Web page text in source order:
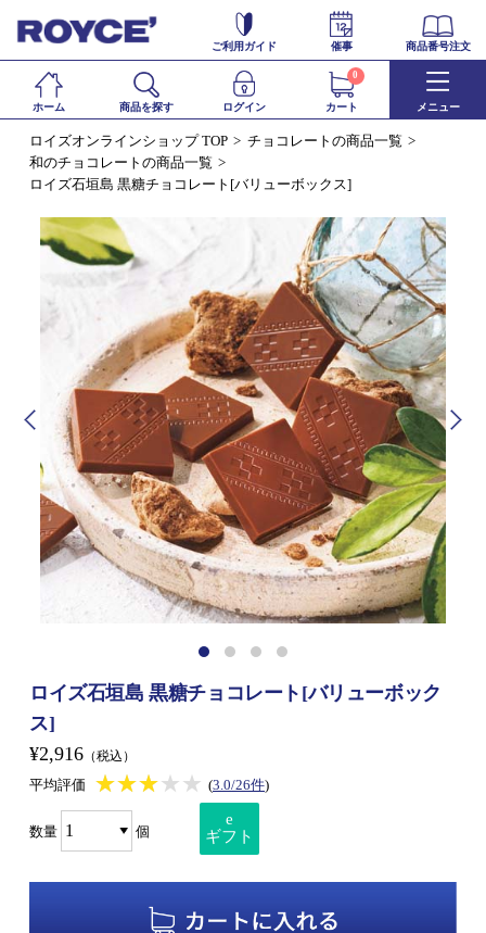
ご利用ガイド 催事 商品番号注文
ホーム 商品を探す ログイン カート
0
メニュー
ロイズオンラインショップ TOP
チョコレートの商品一覧
和のチョコレートの商品一覧
ロイズ石垣島 黒糖チョコレート[バリューボックス]
ロイズ石垣島 黒糖チョコレート[バリューボック
ス]
¥2,916 （税込）
平均評価 ★★★★★
★★★★★ (3.0/26件)
数量 個
e
ギフト